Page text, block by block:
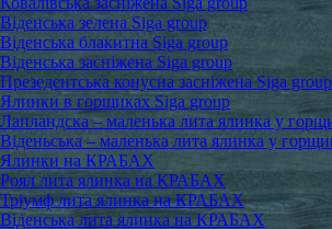
Віденська зелена Siga group
Віденська блакитна Siga group
Віденська засніжена Siga group
Презедентська конусна засніжена Siga group
Ялинки в горщиках Siga group
Лапландска – маленька лита ялинка у
Віденьська – маленька лита ялинка у
Ялинки на КРАБАХ
Роял лита ялинка на КРАБАХ
Тріумф лита ялинка на КРАБАХ
Віденська лита ялинка на КРАБАХ